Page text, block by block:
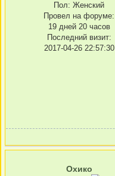
Пол: Женский
Провел на форуме:
19 дней 20 часов
Последний визит:
2017-04-26 22:57:30
Охико